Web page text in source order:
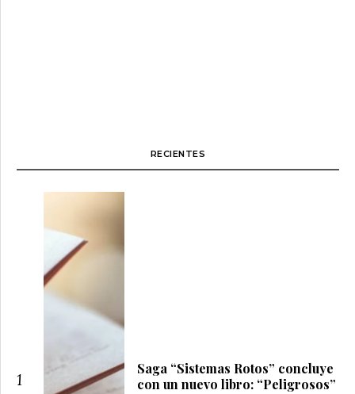
RECIENTES
1
Saga “Sistemas Rotos” concluye
con un nuevo libro: “Peligrosos”